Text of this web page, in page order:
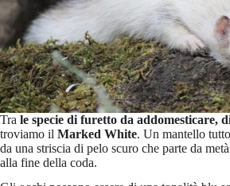
Tra le specie di furetto da addomesticare,
troviamo il Marked White. Un mantello
da una striscia di pelo scuro che parte da
alla fine della coda.